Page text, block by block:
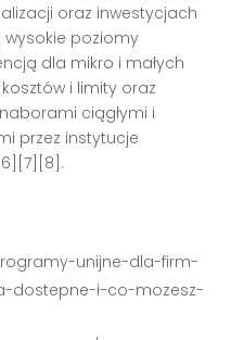
oraz inwestycjach
wysokie poziomy
dla mikro i małych
i limity oraz
ciągłymi i
przez instytucje
unijne-dla-firm-
dostepne-i-co-mozesz-